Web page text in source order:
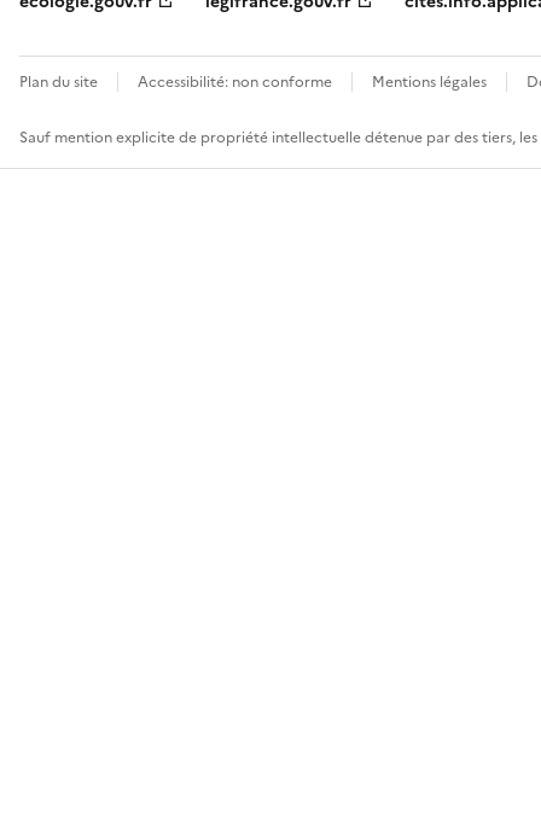
Plan du site Accessibilité: non conforme Mentions légales
Sauf mention explicite de propriété intellectuelle détenue par des tiers,